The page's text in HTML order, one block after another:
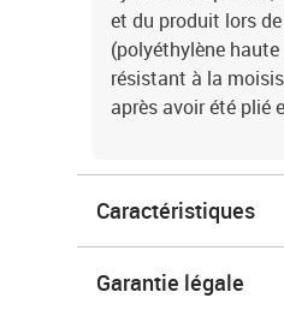
et du produit lors
(polyéthylène
résistant à la
après avoir été plié
Caractéristiques
Garantie légale